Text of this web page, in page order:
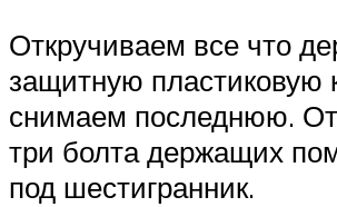
Откручиваем все что
защитную пластиковую
снимаем последнюю.
три болта держащих
под шестигранник.